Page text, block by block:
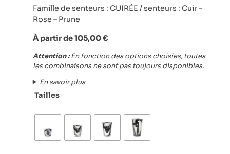
Famille de senteurs : CUIRÉE / senteurs : Cuir –
Rose – Prune
À partir de105,00€
Attention :En fonction des options choisies, toutes
les combinaisons ne sont pas toujours disponibles.
En savoir plus
Tailles